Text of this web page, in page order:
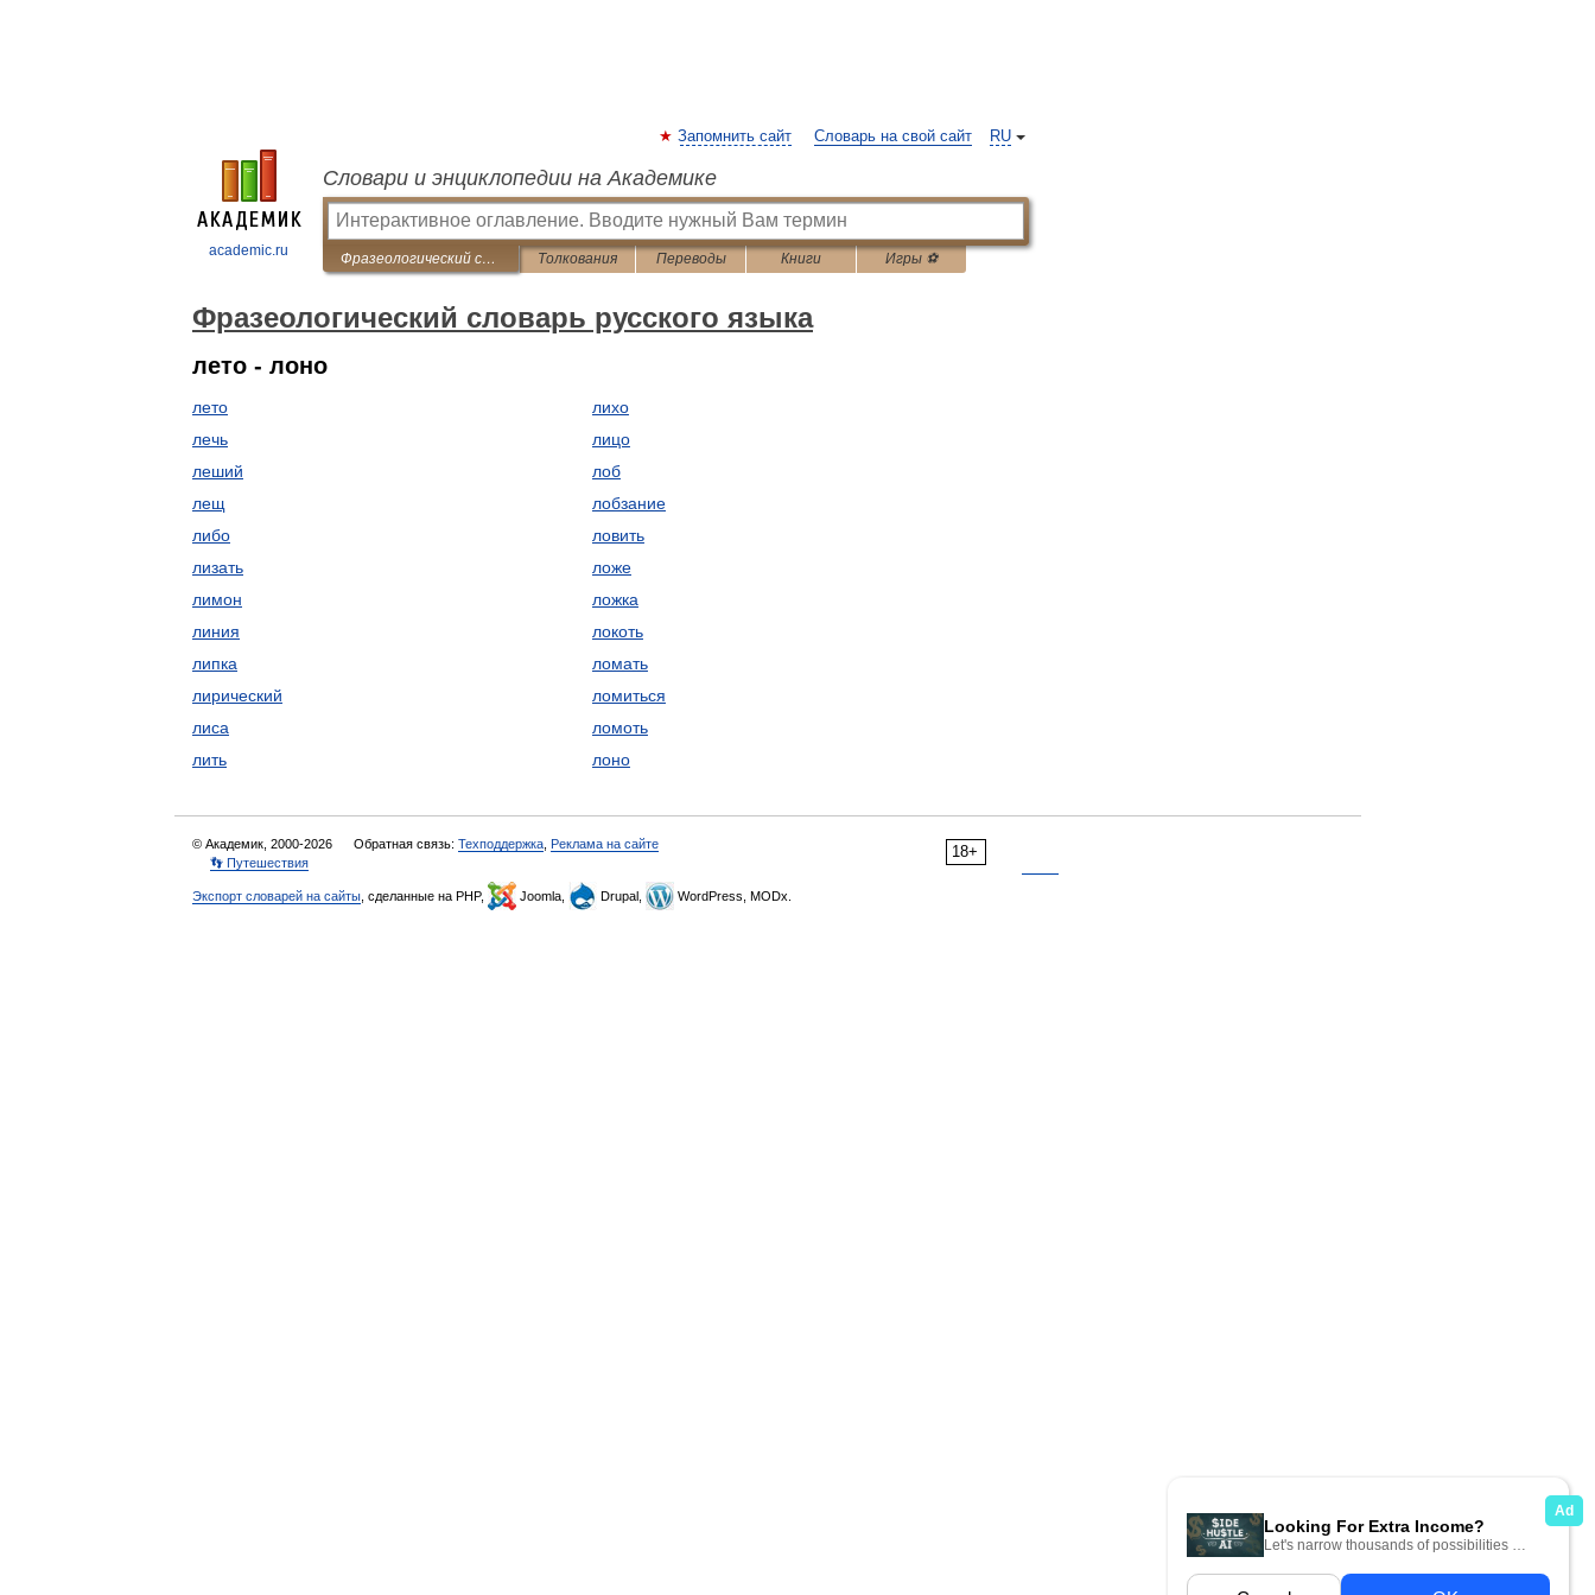
academic.ru
RU
Запомнить сайт Словарь на свой сайт
Словари и энциклопедии на Академике
Фразеологический словарь русского языка Толкования Переводы Книги Игры ⚽
Фразеологический словарь русского языка
лето - лоно
лето
лечь
леший
лещ
либо
лизать
лимон
линия
липка
лирический
лиса
лить
лихо
лицо
лоб
лобзание
ловить
ложе
ложка
локоть
ломать
ломиться
ломоть
лоно
18+
© Академик, 2000-2026 Обратная связь: Техподдержка Реклама на сайте
👣 Путешествия
Экспорт словарей на сайты , сделанные на PHP, Joomla, Drupal, WordPress, MODx.